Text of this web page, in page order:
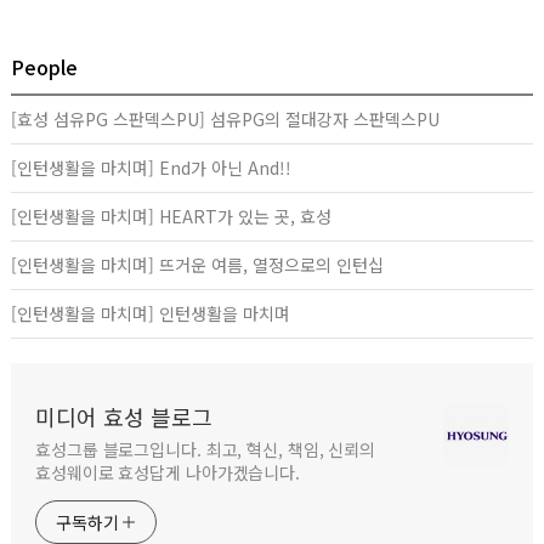
People
[효성 섬유PG 스판덱스PU] 섬유PG의 절대강자 스판덱스PU
[인턴생활을 마치며] End가 아닌 And!!
[인턴생활을 마치며] HEART가 있는 곳, 효성
[인턴생활을 마치며] 뜨거운 여름, 열정으로의 인턴십
[인턴생활을 마치며] 인턴생활을 마치며
미디어 효성 블로그
효성그룹 블로그입니다. 최고, 혁신, 책임, 신뢰의
효성웨이로 효성답게 나아가겠습니다.
구독하기